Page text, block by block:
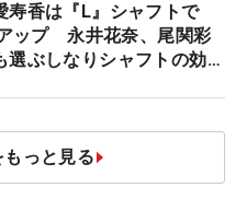
寿香は『L』シャフトで
ップ 永井花奈、尾関彩
選ぶしなりシャフトの効果
っと見る